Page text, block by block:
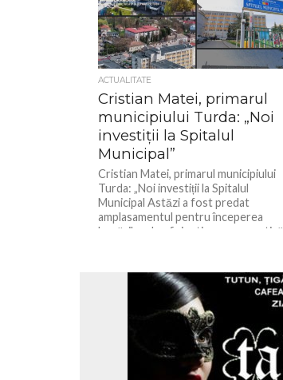
ACTUALITATE
Cristian Matei, primarul
municipiului Turda: „Noi
investiții la Spitalul
Municipal”
Cristian Matei, primarul municipiului
Turda: „Noi investiții la Spitalul
Municipal Astăzi a fost predat
amplasamentul pentru începerea
lucrărilor de eficientizare energetică